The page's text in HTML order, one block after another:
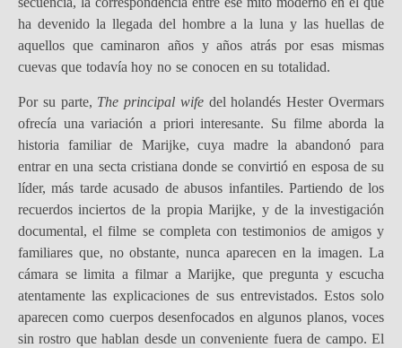
ha devenido la llegada del hombre a la luna y las huellas de
aquellos que caminaron años y años atrás por esas mismas
cuevas que todavía hoy no se conocen en su totalidad.
Por su parte, The principal wife del holandés Hester Overmars
ofrecía una variación a priori interesante. Su filme aborda la
historia familiar de Marijke, cuya madre la abandonó para
entrar en una secta cristiana donde se convirtió en esposa de su
líder, más tarde acusado de abusos infantiles. Partiendo de los
recuerdos inciertos de la propia Marijke, y de la investigación
documental, el filme se completa con testimonios de amigos y
familiares que, no obstante, nunca aparecen en la imagen. La
cámara se limita a filmar a Marijke, que pregunta y escucha
atentamente las explicaciones de sus entrevistados. Estos solo
aparecen como cuerpos desenfocados en algunos planos, voces
sin rostro que hablan desde un conveniente fuera de campo. El